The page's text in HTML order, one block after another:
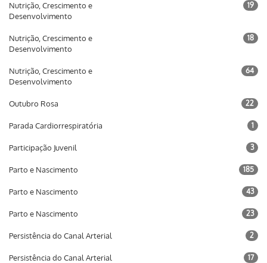
Nutrição, Crescimento e
Desenvolvimento
19
Nutrição, Crescimento e
Desenvolvimento
18
Nutrição, Crescimento e
Desenvolvimento
64
Outubro Rosa 22
Parada Cardiorrespiratória 1
Participação Juvenil 3
Parto e Nascimento 185
Parto e Nascimento 43
Parto e Nascimento 23
Persistência do Canal Arterial 2
Persistência do Canal Arterial
17